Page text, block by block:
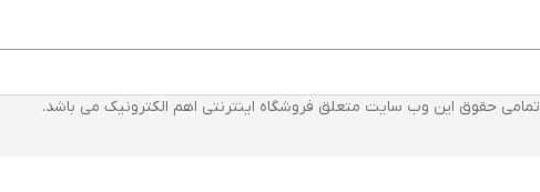
تمامی حقوق این وب سایت متعلق فروشگاه اینترنتی اهم الکترونیک می باشد.